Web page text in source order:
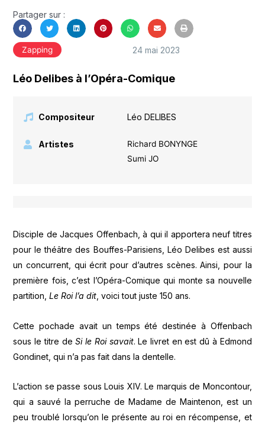
Partager sur :
Zapping 24 mai 2023
Léo Delibes à l’Opéra-Comique
Compositeur Léo DELIBES
Artistes
Richard BONYNGE
Sumi JO
Disciple de Jacques Offenbach, à qui il apportera neuf titres
pour le théâtre des Bouffes-Parisiens, Léo Delibes est aussi
un concurrent, qui écrit pour d’autres scènes. Ainsi, pour la
première fois, c’est l’Opéra-Comique qui monte sa nouvelle
partition,Le Roi l’a dit , voici tout juste 150 ans.
Cette pochade avait un temps été destinée à Offenbach
sous le titre deSi le Roi savait. Le livret en est dû à Edmond
Gondinet, qui n’a pas fait dans la dentelle.
L’action se passe sous Louis XIV. Le marquis de Moncontour,
qui a sauvé la perruche de Madame de Maintenon, est un
peu troublé lorsqu’on le présente au roi en récompense, et